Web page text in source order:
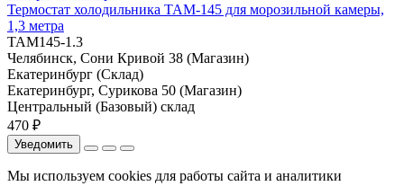
Термостат холодильника ТАМ-145 для морозильной камеры,
1,3 метра
TAM145-1.3
Челябинск, Сони Кривой 38 (Магазин)
Екатеринбург (Склад)
Екатеринбург, Сурикова 50 (Магазин)
Центральный (Базовый) склад
470 ₽
Уведомить
Мы используем cookies для работы сайта и аналитики